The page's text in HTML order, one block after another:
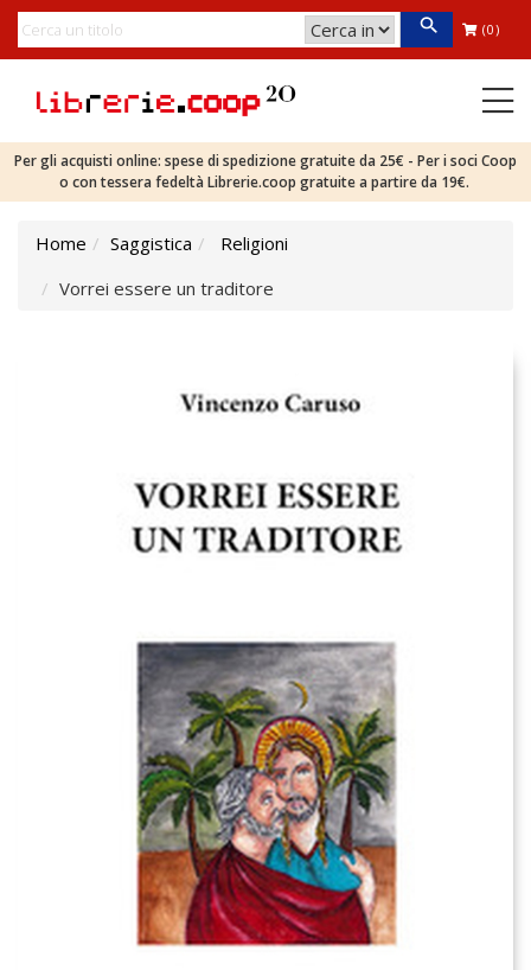
(0)
Per gli acquisti online: spese di spedizione gratuite da 25€ - Per i soci Coop
o con tessera fedeltà Librerie.coop gratuite a partire da 19€.
Home Saggistica
Religioni
Vorrei essere un traditore